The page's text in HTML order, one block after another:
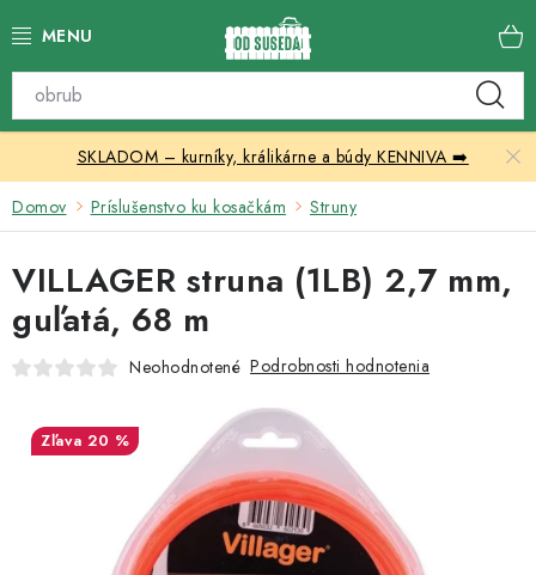
na
Katalóg produktov
Skleníky
Nábytok
Chovateľské potreby
SKLADOM – kurníky, králikárne a búdy KENNIVA ➡️
Domov Príslušenstvo ku kosačkám Struny
VILLAGER struna (1LB) 2,7 mm,
guľatá, 68 m
Neohodnotené Podrobnosti hodnotenia
20 %